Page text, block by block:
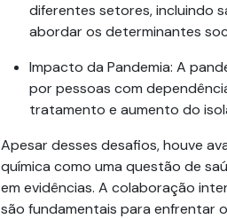
diferentes setores, incluindo
abordar os determinantes
Impacto da Pandemia: A
por pessoas com
tratamento e aumento do
Apesar desses desafios, houve
química como uma questão de
em evidências. A colaboração
são fundamentais para enfrentar